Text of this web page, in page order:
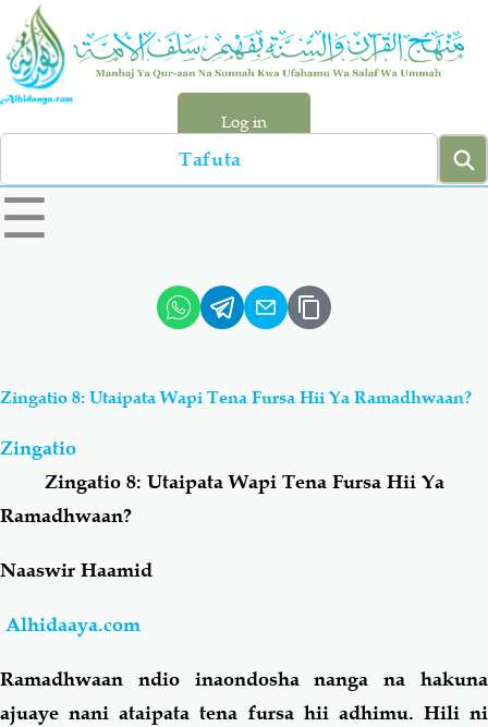
Skip
main
content
Log in
Search
left
sidebar
☰
Hadiyth
Aqiydah
Shirki & Kufru Bid-'ah (Uzushi)
Fataawa Za Ulamaa Kauli Za Salaf
Zingatio 8: Utaipata Wapi Tena Fursa Hii Ya Ramadhwaan?
Zingatio
Zingatio 8: Utaipata Wapi Tena Fursa Hii Ya
Ramadhwaan?
Naaswir Haamid
Alhidaaya.com
Ramadhwaan ndio inaondosha nanga na hakuna
ajuaye nani ataipata tena fursa hii adhimu. Hili ni